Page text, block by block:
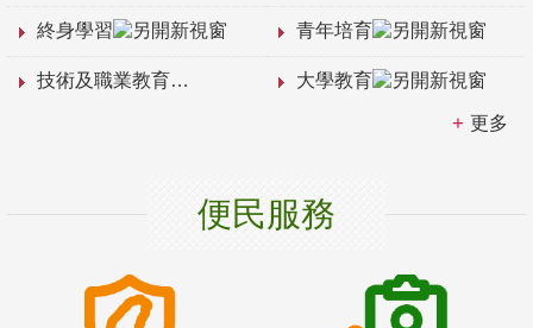
終身學習 青年培育
技術及職業教育 大學教育
更多
便民服務